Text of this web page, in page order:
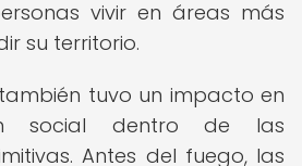
vivir en áreas más
su territorio.
tuvo un impacto en
social dentro de las
Antes del fuego, las